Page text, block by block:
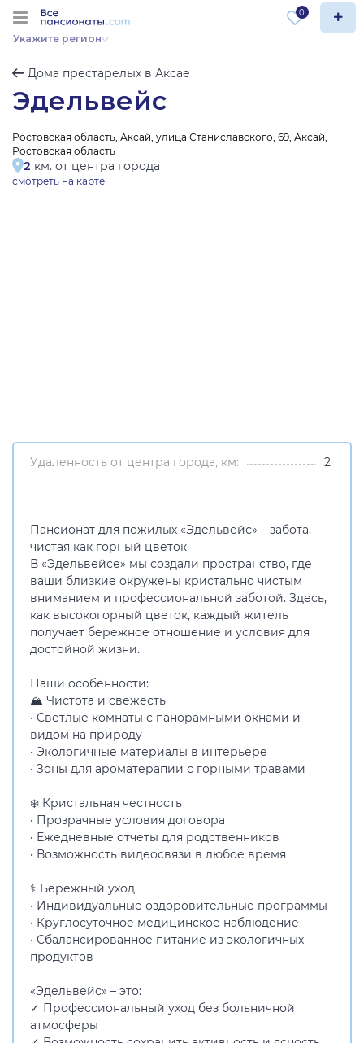
Укажите регион
0
Дома престарелых в Аксае
Эдельвейс
Ростовская область, Аксай, улица Станиславского, 69, Аксай,
Ростовская область
2 км. от центра города
смотреть на карте
Удаленность от центра города, км: 2
Пансионат для пожилых «Эдельвейс» – забота,
чистая как горный цветок
В «Эдельвейсе» мы создали пространство, где
ваши близкие окружены кристально чистым
вниманием и профессиональной заботой. Здесь,
как высокогорный цветок, каждый житель
получает бережное отношение и условия для
достойной жизни.
Наши особенности:
🏔️ Чистота и свежесть
• Светлые комнаты с панорамными окнами и
видом на природу
• Экологичные материалы в интерьере
• Зоны для ароматерапии с горными травами
❄️ Кристальная честность
• Прозрачные условия договора
• Ежедневные отчеты для родственников
• Возможность видеосвязи в любое время
⚕️ Бережный уход
• Индивидуальные оздоровительные программы
• Круглосуточное медицинское наблюдение
• Сбалансированное питание из экологичных
продуктов
«Эдельвейс» – это:
✓ Профессиональный уход без больничной
атмосферы